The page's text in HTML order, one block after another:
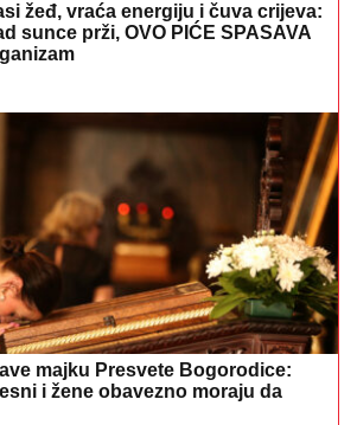
žeđ, vraća energiju i čuva crijeva:
sunce prži, OVO PIĆE SPASAVA
majku Presvete Bogorodice:
i žene obavezno moraju da